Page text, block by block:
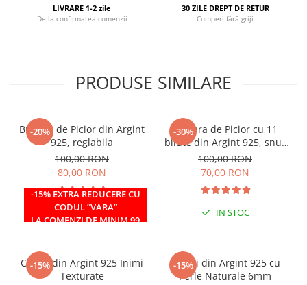
LIVRARE 1-2 zile
De la confirmarea comenzii
30 ZILE DREPT DE RETUR
Cumperi fără griji
PRODUSE SIMILARE
-20%
-15% EXTRA REDUCERE CU
CODUL ”VARA”
LA COMENZI DE MINIM 99
Bratara de Picior din Argint
925, reglabila
100,00 RON
80,00 RON
IN STOC
-30%
Bratara de Picior cu 11
bilute din Argint 925, snur
reglabil
100,00 RON
70,00 RON
IN STOC
-15%
Cercei din Argint 925 Inimi
Texturate
-15%
Cercei din Argint 925 cu
Perle Naturale 6mm